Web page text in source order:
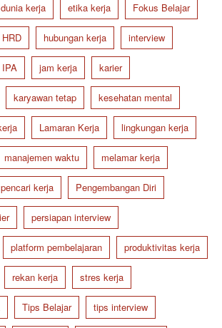
dunia kerja etika kerja Fokus Belajar
HRD hubungan kerja interview
IPA jam kerja karier
karyawan tetap kesehatan mental
Lamaran Kerja lingkungan kerja
manajemen waktu melamar kerja
pencari kerja Pengembangan Diri
persiapan interview
platform pembelajaran produktivitas kerja
rekan kerja stres kerja
Tips Belajar tips interview